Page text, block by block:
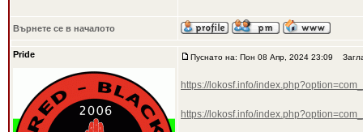
Върнете се в началото
Pride Пуснато на: Пон 08 Апр, 2024 23:09
https://lokosf.info/
https://lokosf.info/